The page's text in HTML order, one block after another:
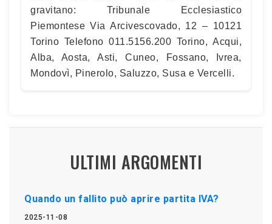
gravitano: Tribunale Ecclesiastico
Piemontese Via Arcivescovado, 12 – 10121
Torino Telefono 011.5156.200 Torino, Acqui,
Alba, Aosta, Asti, Cuneo, Fossano, Ivrea,
Mondovì, Pinerolo, Saluzzo, Susa e Vercelli.
ULTIMI ARGOMENTI
Quando un fallito può aprire partita IVA?
2025-11-08